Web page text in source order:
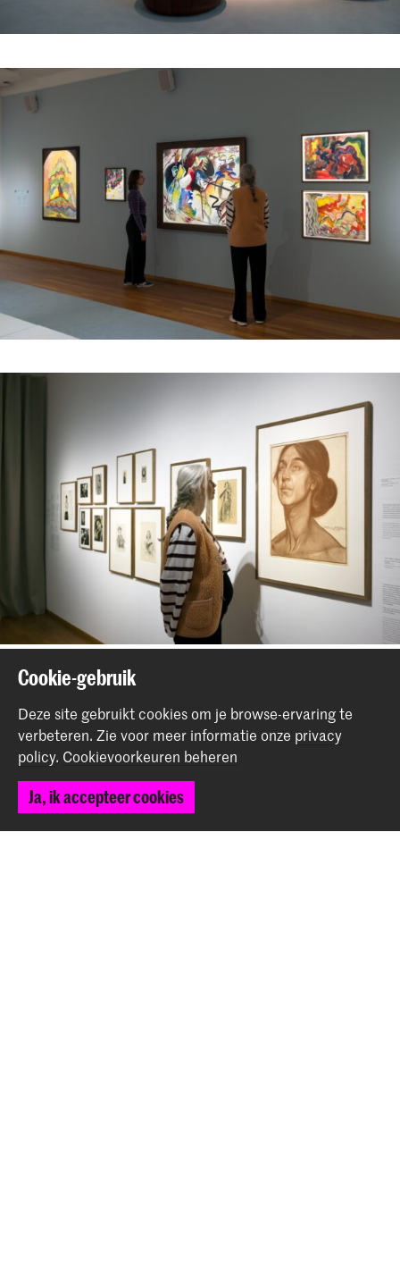
Deel dit item
Contact
Cookie-gebruik
Deze site gebruikt cookies om je browse-ervaring te
verbeteren. Zie voor meer informatie onze privacy
policy. Cookievoorkeuren beheren
Ja, ik accepteer cookies